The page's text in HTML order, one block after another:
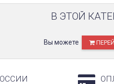
В ЭТОЙ
Вы можете